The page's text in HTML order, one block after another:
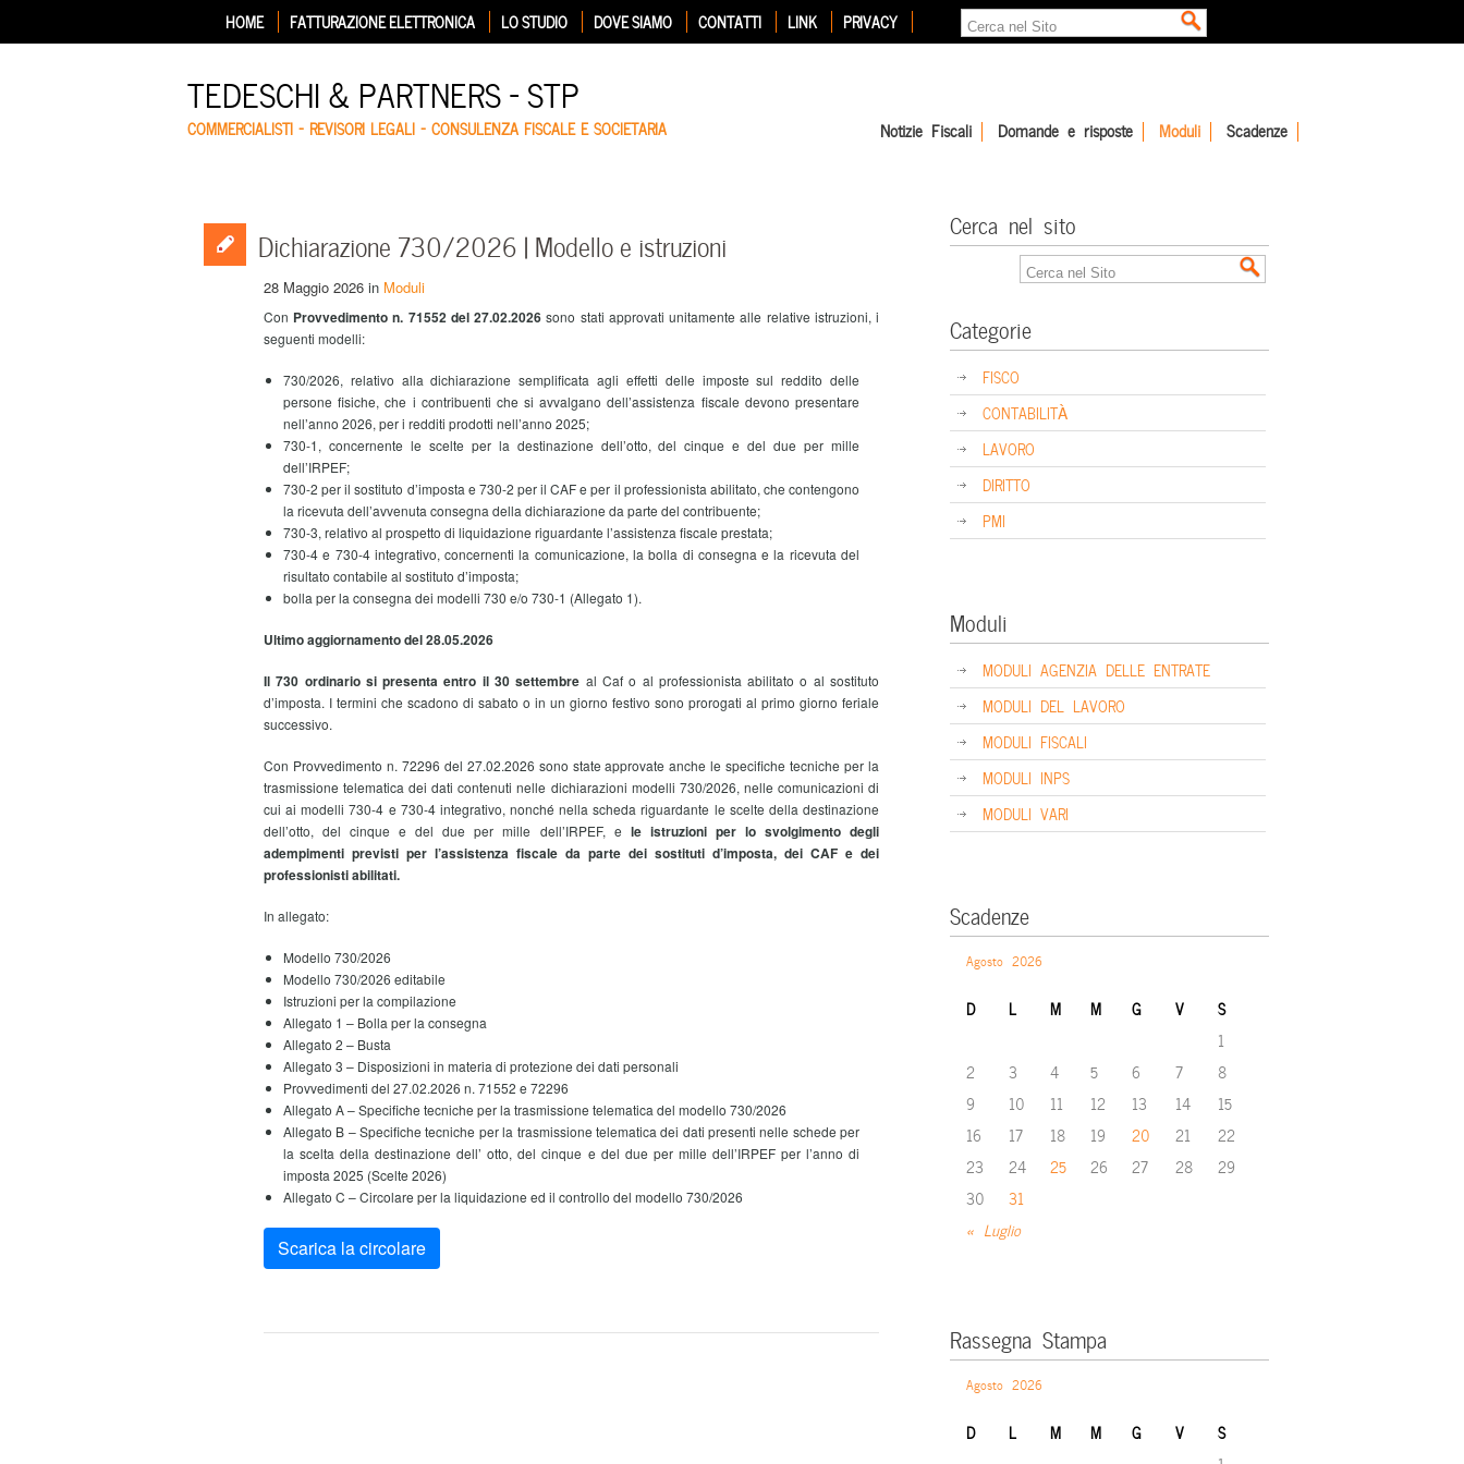
HOME FATTURAZIONE ELETTRONICA LO STUDIO DOVE SIAMO CONTATTI LINK PRIVACY
TEDESCHI & PARTNERS – STP
COMMERCIALISTI – REVISORI LEGALI – CONSULENZA FISCALE E SOCIETARIA Notizie Fiscali Domande e risposte Moduli Scadenze
Dichiarazione 730/2026 | Modello e istruzioni
28 Maggio 2026 in Moduli
Con Provvedimento n. 71552 del 27.02.2026sono stati approvati unitamente alle relative istruzioni, i
seguenti modelli:
730/2026, relativo alla dichiarazione semplificata agli effetti delle imposte sul reddito delle
persone fisiche, che i contribuenti che si avvalgano dell’assistenza fiscale devono presentare
nell’anno 2026, per i redditi prodotti nell’anno 2025;
730-1, concernente le scelte per la destinazione dell’otto, del cinque e del due per mille
dell’IRPEF;
730-2 per il sostituto d’imposta e 730-2 per il CAF e per il professionista abilitato, che contengono
la ricevuta dell’avvenuta consegna della dichiarazione da parte del contribuente;
730-3, relativo al prospetto di liquidazione riguardante l’assistenza fiscale prestata;
730-4 e 730-4 integrativo, concernenti la comunicazione, la bolla di consegna e la ricevuta del
risultato contabile al sostituto d’imposta;
bolla per la consegna dei modelli 730 e/o 730-1 (Allegato 1).
Ultimo aggiornamento del 28.05.2026
Il 730 ordinario si presenta entro il 30 settembre al Caf o al professionista abilitato o al sostituto
d’imposta. I termini che scadono di sabato o in un giorno festivo sono prorogati al primo giorno feriale
successivo.
Con Provvedimento n. 72296 del 27.02.2026 sono state approvate anche le specifiche tecniche per la
trasmissione telematica dei dati contenuti nelle dichiarazioni modelli 730/2026, nelle comunicazioni di
cui ai modelli 730-4 e 730-4 integrativo, nonché nella scheda riguardante le scelte della destinazione
dell’otto, del cinque e del due per mille dell’IRPEF, e le istruzioni per lo svolgimento degli
adempimenti previsti per l’assistenza fiscale da parte dei sostituti d’imposta, dei CAF e dei
professionisti abilitati.
In allegato:
Modello 730/2026
Modello 730/2026 editabile
Istruzioni per la compilazione
Allegato 1 – Bolla per la consegna
Allegato 2 – Busta
Allegato 3 – Disposizioni in materia di protezione dei dati personali
Provvedimenti del 27.02.2026 n. 71552 e 72296
Allegato A – Specifiche tecniche per la trasmissione telematica del modello 730/2026
Allegato B – Specifiche tecniche per la trasmissione telematica dei dati presenti nelle schede per
la scelta della destinazione dell’ otto, del cinque e del due per mille dell’IRPEF per l’anno di
imposta 2025 (Scelte 2026)
Allegato C – Circolare per la liquidazione ed il controllo del modello 730/2026
Scarica la circolare
Cerca nel sito
Categorie
FISCO
CONTABILITÀ
LAVORO
DIRITTO
PMI
Moduli
MODULI AGENZIA DELLE ENTRATE
MODULI DEL LAVORO
MODULI FISCALI
MODULI INPS
MODULI VARI
Scadenze
Agosto 2026
D L M M G V S
« Luglio
1
2
3 4 5 6 7
8
9
10 11 12 13 14
15
16
17 18 19 20 21
22
23
24 25 26 27 28
29
30
31
Rassegna Stampa
Agosto 2026
D L M M G V S